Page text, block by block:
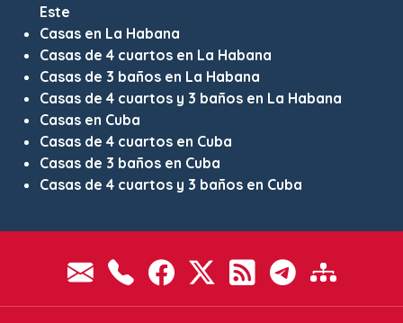
Este
Casas en La Habana
Casas de 4 cuartos en La Habana
Casas de 3 baños en La Habana
Casas de 4 cuartos y 3 baños en La Habana
Casas en Cuba
Casas de 4 cuartos en Cuba
Casas de 3 baños en Cuba
Casas de 4 cuartos y 3 baños en Cuba